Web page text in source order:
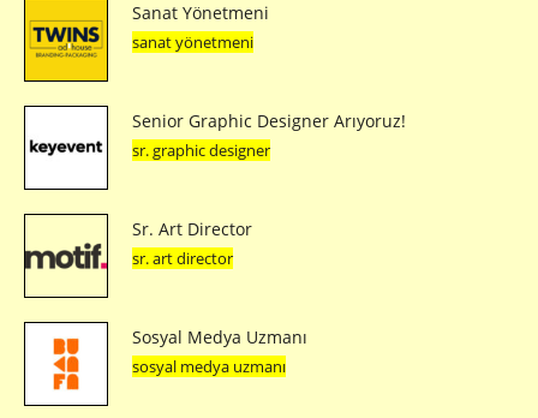
Sanat Yönetmeni
sanat yönetmeni
Senior Graphic Designer Arıyoruz!
sr. graphic designer
Sr. Art Director
sr. art director
Sosyal Medya Uzmanı
sosyal medya uzmanı